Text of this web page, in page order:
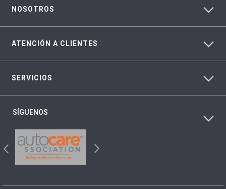
NOSOTROS
ATENCIÓN A CLIENTES
SERVICIOS
SÍGUENOS